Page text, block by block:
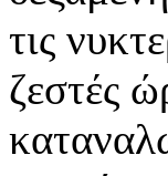
τις
ζεστές